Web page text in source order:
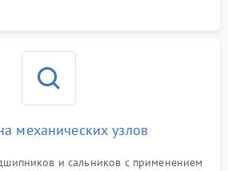
механических узлов
и сальников с применением